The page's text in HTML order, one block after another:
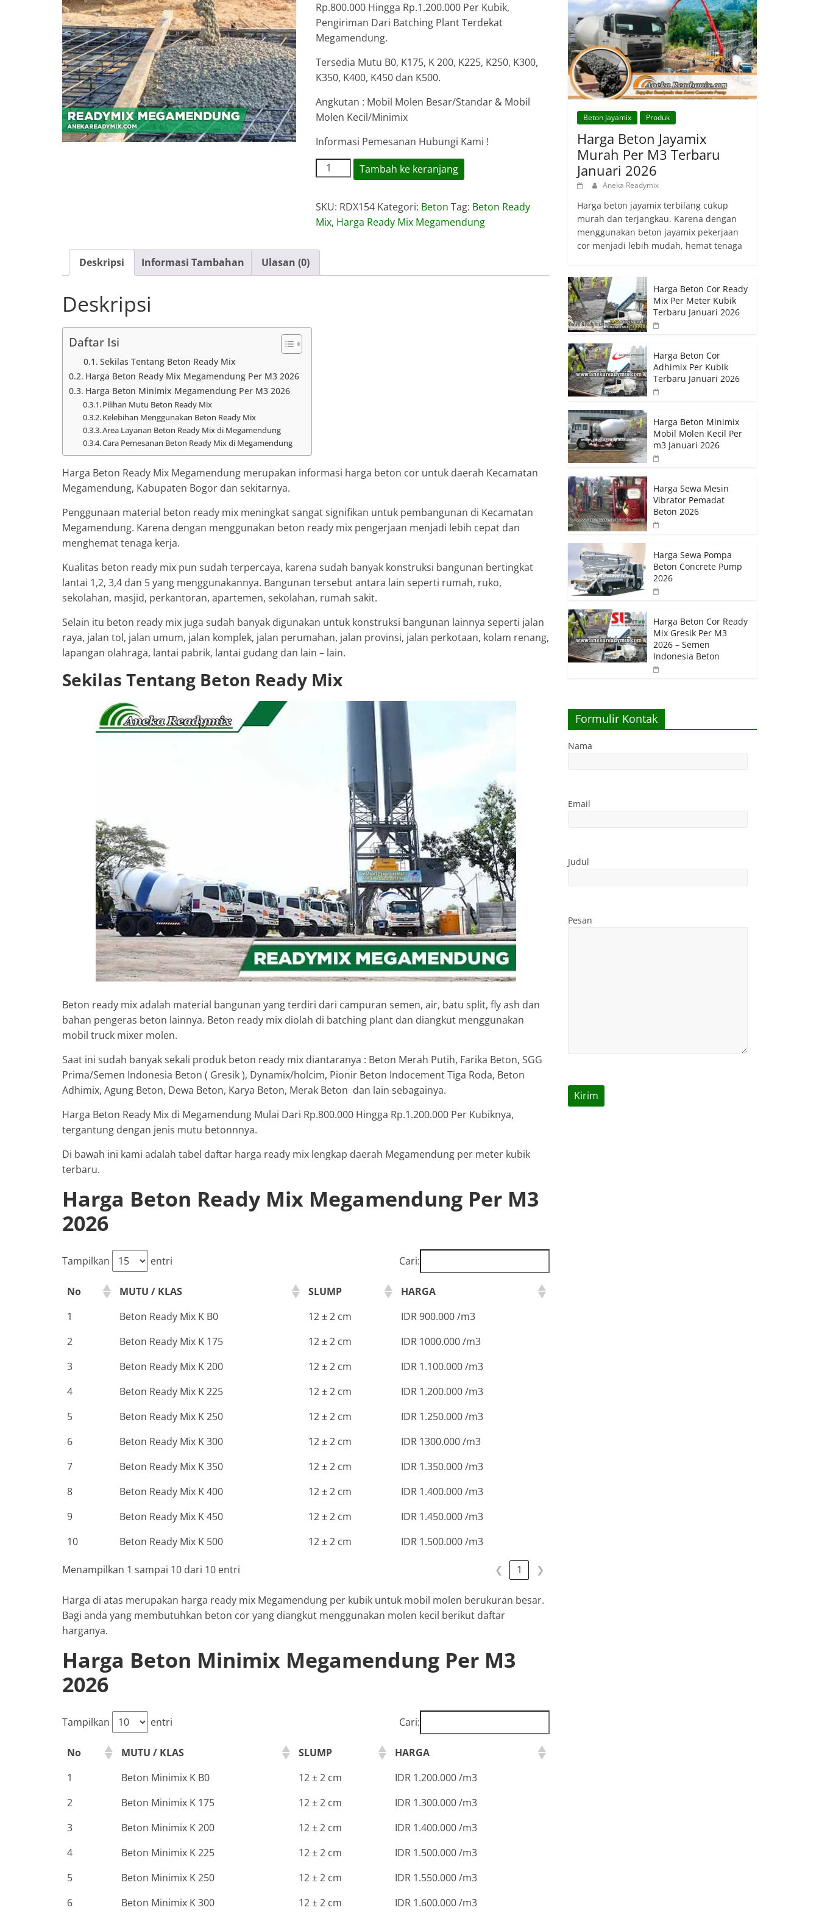
Rp.800.000 Hingga Rp.1.200.000 Per Kubik,
Pengiriman Dari Batching Plant Terdekat
Megamendung.
Tersedia Mutu B0, K175, K 200, K225, K250, K300,
K350, K400, K450 dan K500.
Angkutan : Mobil Molen Besar/Standar & Mobil
Molen Kecil/Minimix
Informasi Pemesanan Hubungi Kami !
Kuantitas
Harga
Mix
Megamendung
Tambah ke keranjang
SKU: RDX154 Kategori: Beton Tag: Beton Ready
Mix, Harga Ready Mix Megamendung
Deskripsi Informasi Tambahan Ulasan (0)
Deskripsi
Daftar Isi
Sekilas Tentang Beton Ready Mix
Harga Beton Ready Mix Megamendung Per M3 2026
Harga Beton Minimix Megamendung Per M3 2026
Pilihan Mutu Beton Ready Mix
Kelebihan Menggunakan Beton Ready Mix
Area Layanan Beton Ready Mix di Megamendung
Cara Pemesanan Beton Ready Mix di Megamendung
Harga Beton Ready Mix Megamendung merupakan informasi harga beton cor untuk daerah Kecamatan
Megamendung, Kabupaten Bogor dan sekitarnya.
Penggunaan material beton ready mix meningkat sangat signifikan untuk pembangunan di Kecamatan
Megamendung. Karena dengan menggunakan beton ready mix pengerjaan menjadi lebih cepat dan
menghemat tenaga kerja.
Kualitas beton ready mix pun sudah terpercaya, karena sudah banyak konstruksi bangunan bertingkat
lantai 1,2, 3,4 dan 5 yang menggunakannya. Bangunan tersebut antara lain seperti rumah, ruko,
sekolahan, masjid, perkantoran, apartemen, sekolahan, rumah sakit.
Selain itu beton ready mix juga sudah banyak digunakan untuk konstruksi bangunan lainnya seperti jalan
raya, jalan tol, jalan umum, jalan komplek, jalan perumahan, jalan provinsi, jalan perkotaan, kolam renang,
lapangan olahraga, lantai pabrik, lantai gudang dan lain – lain.
Sekilas Tentang Beton Ready Mix
Beton ready mix adalah material bangunan yang terdiri dari campuran semen, air, batu split, fly ash dan
bahan pengeras beton lainnya. Beton ready mix diolah di batching plant dan diangkut menggunakan
mobil truck mixer molen.
Saat ini sudah banyak sekali produk beton ready mix diantaranya : Beton Merah Putih, Farika Beton, SGG
Prima/Semen Indonesia Beton ( Gresik ), Dynamix/holcim, Pionir Beton Indocement Tiga Roda, Beton
Adhimix, Agung Beton, Dewa Beton, Karya Beton, Merak Beton dan lain sebagainya.
Harga Beton Ready Mix di Megamendung Mulai Dari Rp.800.000 Hingga Rp.1.200.000 Per Kubiknya,
tergantung dengan jenis mutu betonnnya.
Di bawah ini kami adalah tabel daftar harga ready mix lengkap daerah Megamendung per meter kubik
terbaru.
Harga Beton Ready Mix Megamendung Per M3
2026
Tampilkan entri Cari:
No MUTU / KLAS SLUMP
HARGA
1
Beton Ready Mix K B0 12 ± 2 cm
IDR 900.000 /m3
2
Beton Ready Mix K 175 12 ± 2 cm
IDR 1000.000 /m3
3
Beton Ready Mix K 200 12 ± 2 cm
IDR 1.100.000 /m3
4
Beton Ready Mix K 225 12 ± 2 cm
IDR 1.200.000 /m3
5
Beton Ready Mix K 250 12 ± 2 cm
IDR 1.250.000 /m3
6
Beton Ready Mix K 300 12 ± 2 cm
IDR 1300.000 /m3
7
Beton Ready Mix K 350 12 ± 2 cm
IDR 1.350.000 /m3
8
Beton Ready Mix K 400 12 ± 2 cm
IDR 1.400.000 /m3
9
Beton Ready Mix K 450 12 ± 2 cm
IDR 1.450.000 /m3
10
Beton Ready Mix K 500 12 ± 2 cm IDR 1.500.000 /m3
Menampilkan 1 sampai 10 dari 10 entri ❮ 1 ❯
Harga di atas merupakan harga ready mix Megamendung per kubik untuk mobil molen berukuran besar.
Bagi anda yang membutuhkan beton cor yang diangkut menggunakan molen kecil berikut daftar
harganya.
Harga Beton Minimix Megamendung Per M3
2026
Tampilkan entri Cari:
No MUTU / KLAS SLUMP
HARGA
1
Beton Minimix K B0 12 ± 2 cm
IDR 1.200.000 /m3
2
Beton Minimix K 175 12 ± 2 cm
IDR 1.300.000 /m3
3
Beton Minimix K 200 12 ± 2 cm
IDR 1.400.000 /m3
4
Beton Minimix K 225 12 ± 2 cm
IDR 1.500.000 /m3
5
Beton Minimix K 250 12 ± 2 cm
IDR 1.550.000 /m3
6
Beton Minimix K 300 12 ± 2 cm IDR 1.600.000 /m3
Beton Jayamix Produk
Harga Beton Jayamix
Murah Per M3 Terbaru
Januari 2026
Aneka Readymix
Harga beton jayamix terbilang cukup
murah dan terjangkau. Karena dengan
menggunakan beton jayamix pekerjaan
cor menjadi lebih mudah, hemat tenaga
Harga Beton Cor Ready
Mix Per Meter Kubik
Terbaru Januari 2026
Harga Beton Cor
Adhimix Per Kubik
Terbaru Januari 2026
Harga Beton Minimix
Mobil Molen Kecil Per
m3 Januari 2026
Harga Sewa Mesin
Vibrator Pemadat
Beton 2026
Harga Sewa Pompa
Beton Concrete Pump
2026
Harga Beton Cor Ready
Mix Gresik Per M3
2026 – Semen
Indonesia Beton
Formulir Kontak
Nama
Email
Judul
Pesan